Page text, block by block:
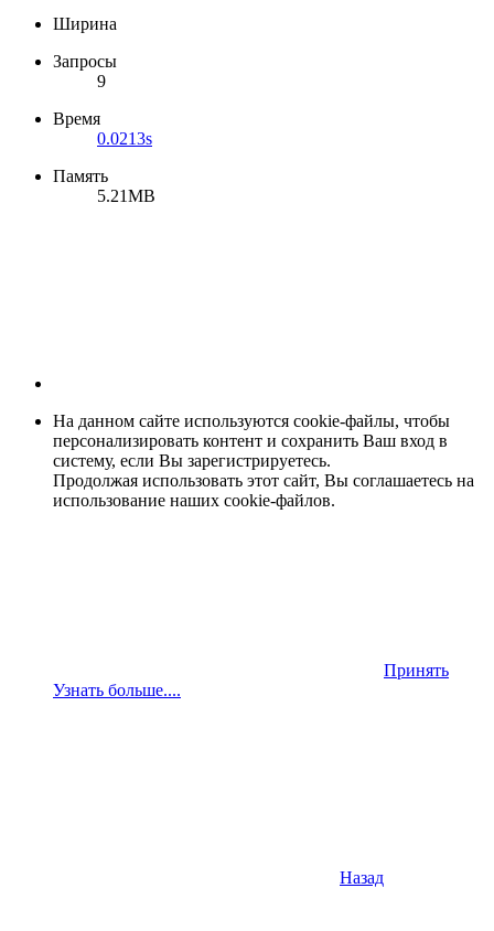
Ширина
Запросы
9
Время
0.0213s
Память
5.21MB
На данном сайте используются cookie-файлы, чтобы
персонализировать контент и сохранить Ваш вход в
систему, если Вы зарегистрируетесь.
Продолжая использовать этот сайт, Вы соглашаетесь на
использование наших cookie-файлов.
Принять
Узнать больше....
Назад